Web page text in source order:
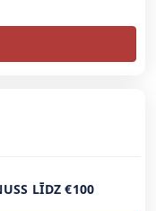
LĪDZ €100